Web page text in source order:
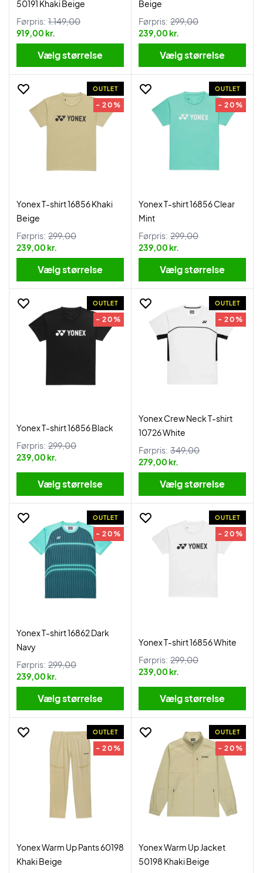
50191 Khaki Beige
Førpris: 1.149,00
919,00 kr.
Vælg størrelse
Beige
Førpris: 299,00
239,00 kr.
Vælg størrelse
OUTLET
- 20%
Yonex T-shirt 16856 Khaki
Beige
Førpris: 299,00
239,00 kr.
Vælg størrelse
OUTLET
- 20%
Yonex T-shirt 16856 Clear
Mint
Førpris: 299,00
239,00 kr.
Vælg størrelse
OUTLET
- 20%
Yonex T-shirt 16856 Black
Førpris: 299,00
239,00 kr.
Vælg størrelse
OUTLET
- 20%
Yonex Crew Neck T-shirt
10726 White
Førpris: 349,00
279,00 kr.
Vælg størrelse
OUTLET
- 20%
Yonex T-shirt 16862 Dark
Navy
Førpris: 299,00
239,00 kr.
Vælg størrelse
OUTLET
- 20%
Yonex T-shirt 16856 White
Førpris: 299,00
239,00 kr.
Vælg størrelse
OUTLET
- 20%
Yonex Warm Up Pants 60198
Khaki Beige
OUTLET
- 20%
Yonex Warm Up Jacket
50198 Khaki Beige